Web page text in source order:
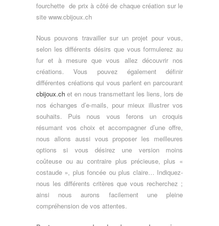
fourchette de prix à côté de chaque création sur le
site www.cbijoux.ch
Nous pouvons travailler sur un projet pour vous,
selon les différents désirs que vous formulerez au
fur et à mesure que vous allez découvrir nos
créations. Vous pouvez également définir
différentes créations qui vous parlent en parcourant
cbijoux.ch et en nous transmettant les liens, lors de
nos échanges d’e-mails, pour mieux illustrer vos
souhaits. Puis nous vous ferons un croquis
résumant vos choix et accompagner d’une offre,
nous allons aussi vous proposer les meilleures
options si vous désirez une version moins
coûteuse ou au contraire plus précieuse, plus «
costaude », plus foncée ou plus claire… Indiquez-
nous les différents critères que vous recherchez ;
ainsi nous aurons facilement une pleine
compréhension de vos attentes.